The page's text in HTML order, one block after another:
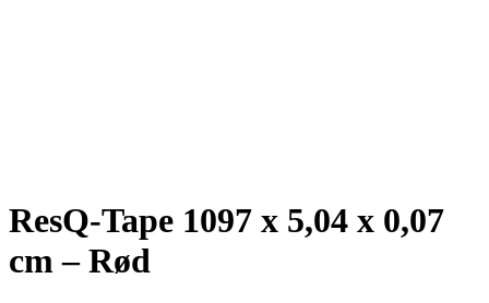
ResQ-Tape 1097 x 5,04 x 0,07
cm – Rød